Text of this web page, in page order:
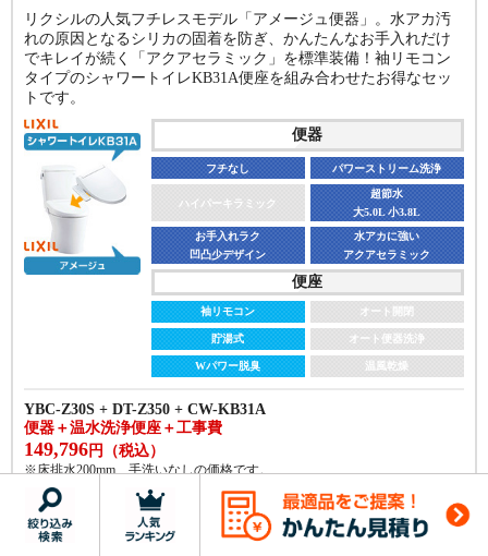
リクシルの人気フチレスモデル「アメージュ便器」。水アカ汚
れの原因となるシリカの固着を防ぎ、かんたんなお手入れだけ
でキレイが続く「アクアセラミック」を標準装備！袖リモコン
タイプのシャワートイレKB31A便座を組み合わせたお得なセッ
トです。
便器
フチなし パワーストリーム洗浄
ハイパーキラミック
超節水
大5.0L 小3.8L
お手入れラク
凹凸少デザイン
水アカに強い
アクアセラミック
便座
袖リモコン オート開閉
貯湯式 オート便器洗浄
Wパワー脱臭 温風乾燥
YBC-Z30S + DT-Z350 + CW-KB31A
便器＋温水洗浄便座＋工事費
149,796 円（税込）
※床排水200mm、手洗いなしの価格です。
商品詳細